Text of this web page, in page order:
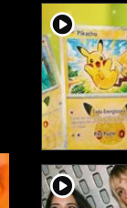
player2
player2